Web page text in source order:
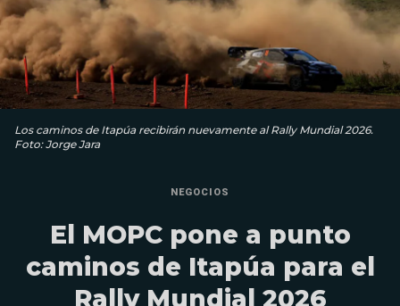
Los caminos de Itapúa recibirán nuevamente al Rally Mundial 2026.
Foto: Jorge Jara
NEGOCIOS
El MOPC pone a punto
caminos de Itapúa para el
Rally Mundial 2026